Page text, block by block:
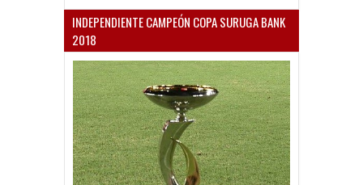
INDEPENDIENTE CAMPEÓN COPA SURUGA BANK
2018